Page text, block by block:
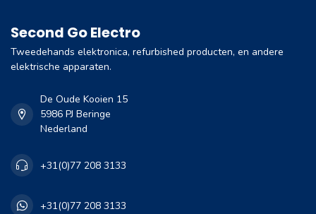
Second Go Electro
Tweedehands elektronica, refurbished producten, en andere
elektrische apparaten.
De Oude Kooien 15
5986 PJ Beringe
Nederland
+31(0)77 208 3133
+31(0)77 208 3133